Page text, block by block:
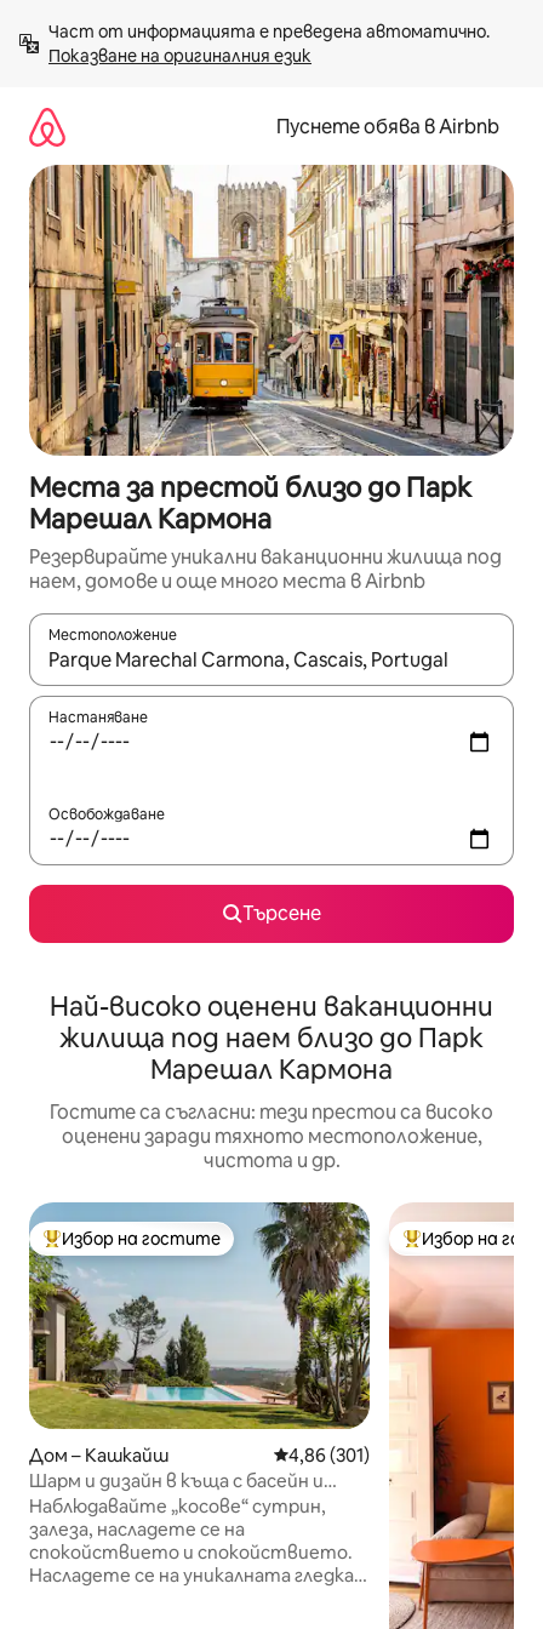
към
съдържанието
Показване на оригиналния език
Пуснете обява в Airbnb
Места за престой близо до Парк
Марешал Кармона
Резервирайте уникални ваканционни жилища под
наем, домове и още много места в Airbnb
Местоположение
Когато резултатите се покажат, използвайте
Настаняване
Освобождаване
Търсене
Най-високо оценени ваканционни
жилища под наем близо до Парк
Марешал Кармона
Гостите са съгласни: тези престои са високо
оценени заради тяхното местоположение,
чистота и др.
Най-популярен избор на гостите
Избор на гостите
Дом – Кашкайш Средна оценка: 4,86 от 5,
4,86 (301)
Шарм и дизайн в къща с басейн и
великоледен изглед към морето и
планината
Наблюдавайте „косове“ сутрин,
залеза, насладете се на
спокойствието и спокойствието.
Насладете се на уникалната гледка
Най-популярен
Избор на